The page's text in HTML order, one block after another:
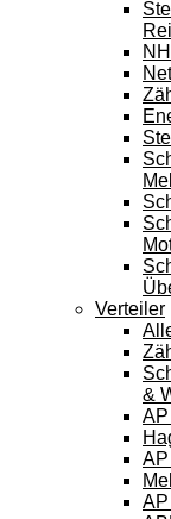
Verteiler
&
AP